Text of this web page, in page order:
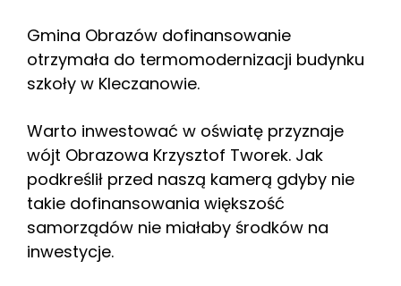
Gmina Obrazów dofinansowanie
otrzymała do termomodernizacji budynku
szkoły w Kleczanowie.
Warto inwestować w oświatę przyznaje
wójt Obrazowa Krzysztof Tworek. Jak
podkreślił przed naszą kamerą gdyby nie
takie dofinansowania większość
samorządów nie miałaby środków na
inwestycje.